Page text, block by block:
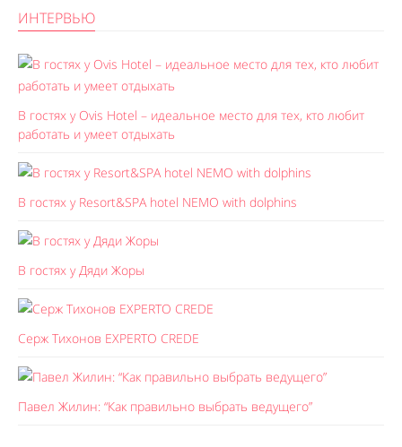
ИНТЕРВЬЮ
В гостях у Ovis Hotel – идеальное место для тех, кто любит
работать и умеет отдыхать
В гостях у Resort&SPA hotel NEMO with dolphins
В гостях у Дяди Жоры
Серж Тихонов EXPERTO CREDE
Павел Жилин: “Как правильно выбрать ведущего”